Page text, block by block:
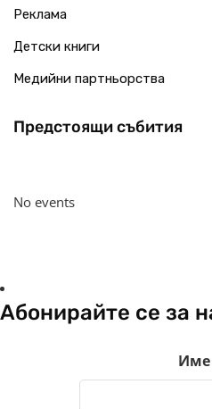
Реклама
Детски книги
Медийни партньорства
Предстоящи събития
No events
Абонирайте се за
Име